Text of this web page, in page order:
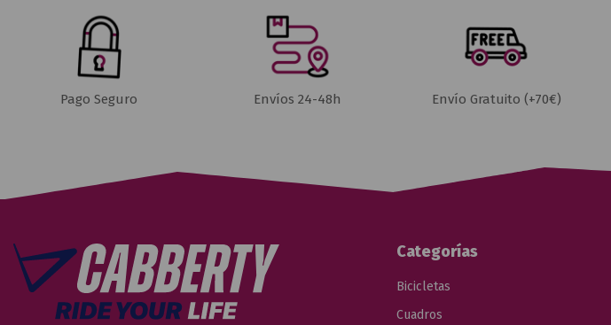
Pago Seguro Envíos 24-48h Envío Gratuito (+70€)
Categorías
Bicicletas
Cuadros